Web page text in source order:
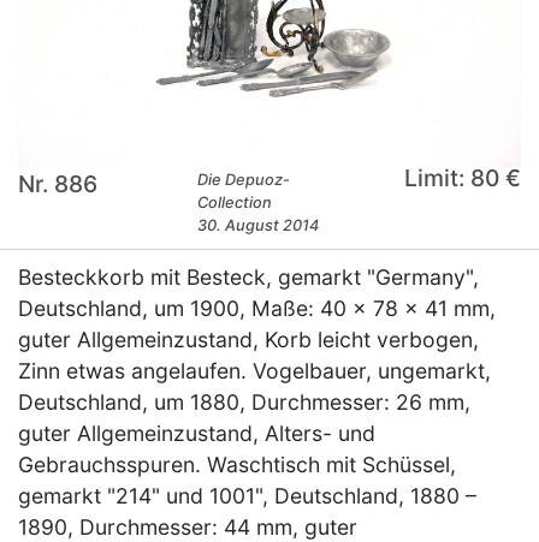
Nr. 886
Die Depuoz-
Collection
30. August 2014
Limit: 80 €
Besteckkorb mit Besteck, gemarkt "Germany",
Deutschland, um 1900, Maße: 40 x 78 x 41 mm,
guter Allgemeinzustand, Korb leicht verbogen,
Zinn etwas angelaufen. Vogelbauer, ungemarkt,
Deutschland, um 1880, Durchmesser: 26 mm,
guter Allgemeinzustand, Alters- und
Gebrauchsspuren. Waschtisch mit Schüssel,
gemarkt "214" und 1001", Deutschland, 1880 –
1890, Durchmesser: 44 mm, guter